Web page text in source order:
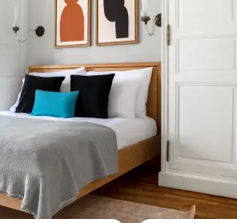
les plus vus cette